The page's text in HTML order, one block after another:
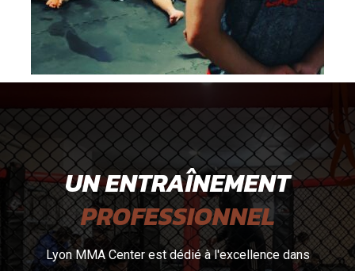
UN ENTRAÎNEMENT
PROFESSIONNEL
Lyon MMA Center est dédié à l'excellence dans